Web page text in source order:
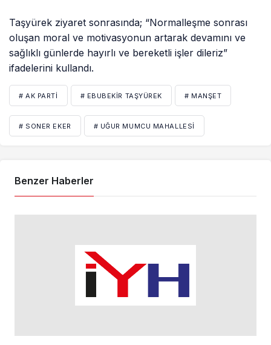
Taşyürek ziyaret sonrasında; “Normalleşme sonrası
oluşan moral ve motivasyonun artarak devamını ve
sağlıklı günlerde hayırlı ve bereketli işler dileriz”
ifadelerini kullandı.
# AK PARTI # EBUBEKIR TAŞYÜREK # MANŞET
# SONER EKER # UĞUR MUMCU MAHALLESI
Benzer Haberler